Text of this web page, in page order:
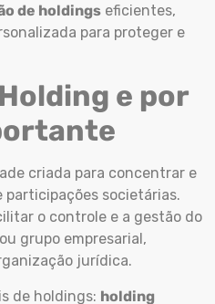
de holdings eficientes,
para proteger e
e por
criada para concentrar e
societárias.
o controle e a gestão do
grupo empresarial,
jurídica.
de holdings: holding